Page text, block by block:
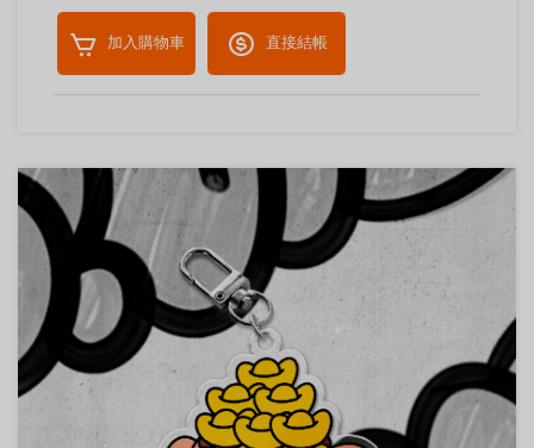
加入購物車 直接結帳